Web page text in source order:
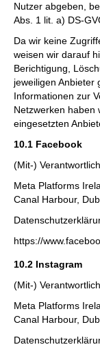
Nutzer abgeben,
Abs. 1 lit. a) DS-
Da wir keine
weisen wir darauf
Berichtigung,
jeweiligen Anbieter
Informationen zur
Netzwerken haben
eingesetzten
10.1 Facebook
(Mit-)
Meta Platforms
Canal Harbour,
https://
10.2 Instagram
(Mit-)
Meta Platforms
Canal Harbour,